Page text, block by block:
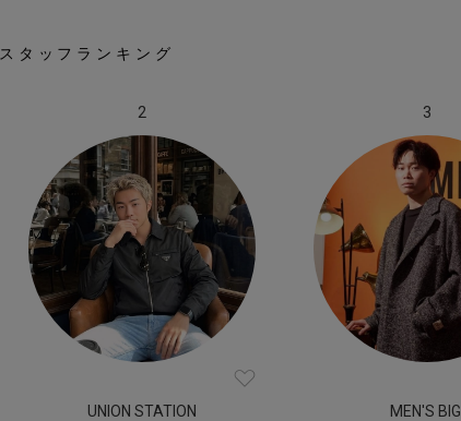
スタッフランキング
2
UNION STATION
3
MEN'S BIGI